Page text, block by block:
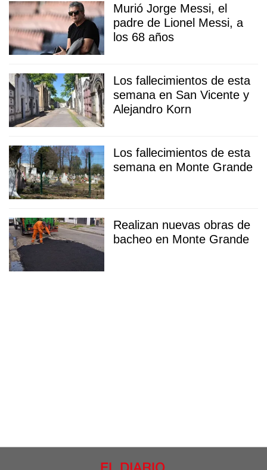
Murió Jorge Messi, el
padre de Lionel Messi, a
los 68 años
Los fallecimientos de esta
semana en San Vicente y
Alejandro Korn
Los fallecimientos de esta
semana en Monte Grande
Realizan nuevas obras de
bacheo en Monte Grande